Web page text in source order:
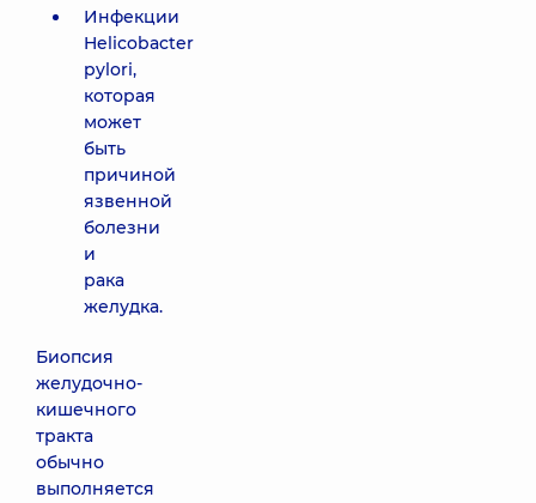
Инфекции
Helicobacter
pylori,
которая
может
быть
причиной
язвенной
болезни
и
рака
желудка.
Биопсия
желудочно-
кишечного
тракта
обычно
выполняется